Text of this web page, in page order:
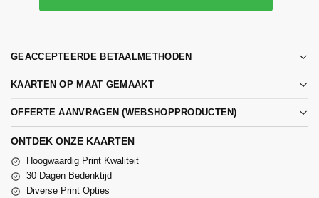
GEACCEPTEERDE BETAALMETHODEN
KAARTEN OP MAAT GEMAAKT
OFFERTE AANVRAGEN (WEBSHOPPRODUCTEN)
ONTDEK ONZE KAARTEN
Hoogwaardig Print Kwaliteit
30 Dagen Bedenktijd
Diverse Print Opties